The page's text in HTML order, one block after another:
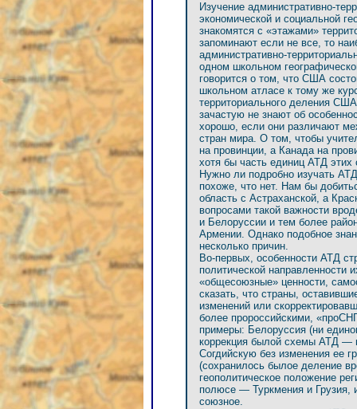
Изучение административно-
экономической и социальной
знакомятся с «этажами»
запоминают если не все, то
административно-
одном школьном
говорится о том, что США
школьном атласе к тому же
территориального деления
зачастую не знают об
хорошо, если они различают
стран мира. О том, чтобы
на провинции, а Канада на
хотя бы часть единиц АТД
Нужно ли подробно изучать
похоже, что нет. Нам бы
область с Астраханской, а
вопросами такой важности
и Белоруссии и тем более
Армении. Однако подобное
несколько причин.
Во-первых, особенности АТД
политической направленности
«общесоюзные» ценности,
сказать, что страны,
изменений или
более пророссийскими,
примеры: Белоруссия (ни
коррекция былой схемы АТД —
Согдийскую без изменения ее
(сохранилось былое деление
геополитическое положение
полюсе — Туркмения и Грузия,
союзное.